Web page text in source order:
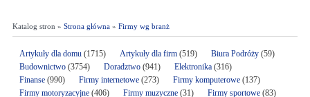
Katalog stron » Strona główna» Firmy wg branż
Artykuły dla domu(1715) Artykuły dla firm(519) Biura Podróży(59)
Budownictwo(3754) Doradztwo(941) Elektronika (316)
Finanse(990) Firmy internetowe (273) Firmy komputerowe(137)
Firmy motoryzacyjne(406) Firmy muzyczne(31) Firmy sportowe(83)